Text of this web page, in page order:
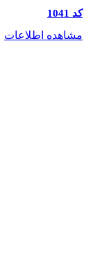
کد 1041
مشاهده اطلاعات